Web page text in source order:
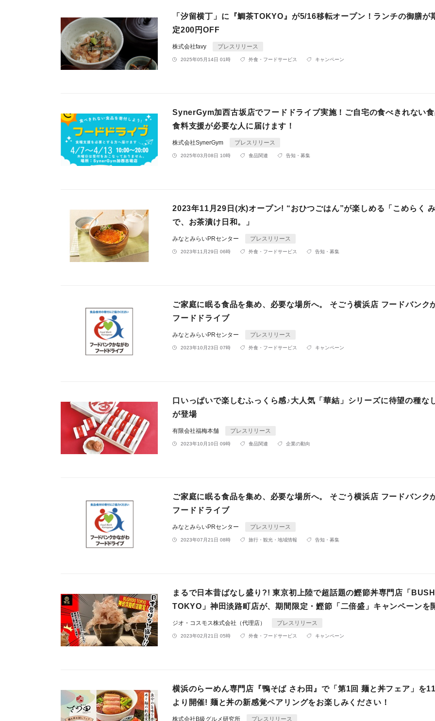
「汐留横丁」に『鯛茶TOKYO』が5/16移転オープン！ランチの御膳が
定200円OFF
株式会社favy プレスリリース
2025年05月14日 01時 外食・フードサービス キャンペーン
SynerGym加西古坂店でフードドライブ実施！ご自宅の食べきれない食
食料支援が必要な人に届けます！
株式会社SynerGym プレスリリース
2025年03月08日 10時 食品関連 告知・募集
2023年11月29日(水)オープン! “おひつごはん”が楽しめる「こめらく
で、お茶漬け日和。」
みなとみらいPRセンター プレスリリース
2023年11月29日 06時 外食・フードサービス 告知・募集
ご家庭に眠る食品を集め、必要な場所へ。 そごう横浜店 フードバンク
フードドライブ
みなとみらいPRセンター プレスリリース
2023年10月23日 07時 外食・フードサービス キャンペーン
口いっぱいで楽しむふっくら感♪大人気「華結」シリーズに待望の種な
が登場
有限会社福梅本舗 プレスリリース
2023年10月10日 09時 食品関連 企業の動向
ご家庭に眠る食品を集め、必要な場所へ。 そごう横浜店 フードバンク
フードドライブ
みなとみらいPRセンター プレスリリース
2023年07月21日 08時 旅行・観光・地域情報 告知・募集
まるで日本昔ばなし盛り?! 東京初上陸で超話題の鰹節丼専門店「
TOKYO」神田淡路町店が、期間限定・鰹節「二倍盛」キャンペーンを
ジオ・コスモス株式会社（代理店） プレスリリース
2023年02月21日 05時 外食・フードサービス キャンペーン
横浜のらーめん専門店『鴨そば さわ田』で「第1回 麺と丼フェア」を
より開催! 麺と丼の新感覚ペアリングをお楽しみください！
株式会社B級グルメ研究所 プレスリリース